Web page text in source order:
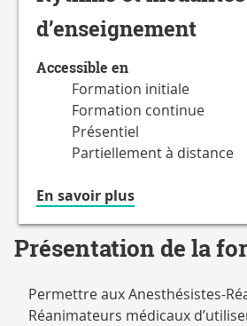
d’enseignement
Accessible en
Formation initiale
Formation continue
Présentiel
Partiellement à distance
En savoir plusà
Accessible
Présentation de la
Permettre aux Anesthésistes-
Réanimateurs médicaux